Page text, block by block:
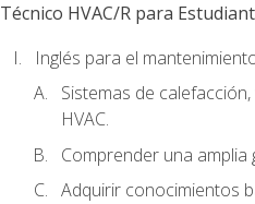
Técnico HVAC/R para
Inglés para el
Sistemas de
HVAC.
Comprender una amplia
Adquirir conocimientos